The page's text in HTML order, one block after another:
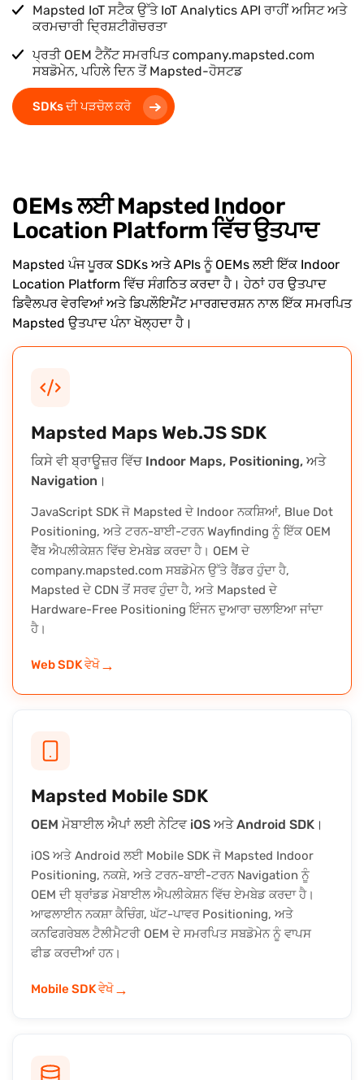
Mapsted IoT ਸਟੈਕ ਉੱਤੇ IoT Analytics API ਰਾਹੀਂ ਅਸਿਟ ਅਤੇ
ਕਰਮਚਾਰੀ ਦ੍ਰਿਸ਼ਟੀਗੋਚਰਤਾ
ਪ੍ਰਤੀ OEM ਟੈਨੈਂਟ ਸਮਰਪਿਤ company.mapsted.com
ਸਬਡੋਮੇਨ, ਪਹਿਲੇ ਦਿਨ ਤੋਂ Mapsted-ਹੋਸਟਡ
SDKs ਦੀ ਪੜਚੋਲ ਕਰੋ
OEMs ਲਈ Mapsted Indoor
Location Platform ਵਿੱਚ ਉਤਪਾਦ
Mapsted ਪੰਜ ਪੂਰਕ SDKs ਅਤੇ APIs ਨੂੰ OEMs ਲਈ ਇੱਕ Indoor
Location Platform ਵਿੱਚ ਸੰਗਠਿਤ ਕਰਦਾ ਹੈ। ਹੇਠਾਂ ਹਰ ਉਤਪਾਦ
ਡਿਵੈਲਪਰ ਵੇਰਵਿਆਂ ਅਤੇ ਡਿਪਲੌਇਮੈਂਟ ਮਾਰਗਦਰਸ਼ਨ ਨਾਲ ਇੱਕ ਸਮਰਪਿਤ
Mapsted ਉਤਪਾਦ ਪੰਨਾ ਖੋਲ੍ਹਦਾ ਹੈ।
Mapsted Maps Web.JS SDK
ਕਿਸੇ ਵੀ ਬ੍ਰਾਊਜ਼ਰ ਵਿੱਚ Indoor Maps, Positioning, ਅਤੇ
Navigation।
JavaScript SDK ਜੋ Mapsted ਦੇ Indoor ਨਕਸ਼ਿਆਂ, Blue Dot
Positioning, ਅਤੇ ਟਰਨ-ਬਾਈ-ਟਰਨ Wayfinding ਨੂੰ ਇੱਕ OEM
ਵੈੱਬ ਐਪਲੀਕੇਸ਼ਨ ਵਿੱਚ ਏਮਬੇਡ ਕਰਦਾ ਹੈ। OEM ਦੇ
company.mapsted.com ਸਬਡੋਮੇਨ ਉੱਤੇ ਰੈਂਡਰ ਹੁੰਦਾ ਹੈ,
Mapsted ਦੇ CDN ਤੋਂ ਸਰਵ ਹੁੰਦਾ ਹੈ, ਅਤੇ Mapsted ਦੇ
Hardware-Free Positioning ਇੰਜਨ ਦੁਆਰਾ ਚਲਾਇਆ ਜਾਂਦਾ
ਹੈ।
Web SDK ਵੇਖੋ→
Mapsted Mobile SDK
OEM ਮੋਬਾਈਲ ਐਪਾਂ ਲਈ ਨੇਟਿਵ iOS ਅਤੇ Android SDK।
iOS ਅਤੇ Android ਲਈ Mobile SDK ਜੋ Mapsted Indoor
Positioning, ਨਕਸ਼ੇ, ਅਤੇ ਟਰਨ-ਬਾਈ-ਟਰਨ Navigation ਨੂੰ
OEM ਦੀ ਬ੍ਰਾਂਡਡ ਮੋਬਾਈਲ ਐਪਲੀਕੇਸ਼ਨ ਵਿੱਚ ਏਮਬੇਡ ਕਰਦਾ ਹੈ।
ਆਫਲਾਈਨ ਨਕਸ਼ਾ ਕੈਚਿੰਗ, ਘੱਟ-ਪਾਵਰ Positioning, ਅਤੇ
ਕਨਫਿਗਰੇਬਲ ਟੈਲੀਮੈਟਰੀ OEM ਦੇ ਸਮਰਪਿਤ ਸਬਡੋਮੇਨ ਨੂੰ ਵਾਪਸ
ਫੀਡ ਕਰਦੀਆਂ ਹਨ।
Mobile SDK ਵੇਖੋ→